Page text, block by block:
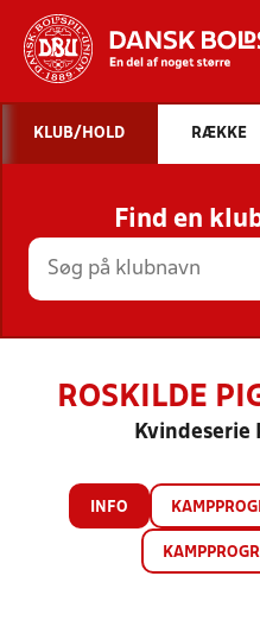
STILLINGER,
KLUB/HOLD RÆKKE
Find en
ROSKILDE
Kvindeserie
INFO